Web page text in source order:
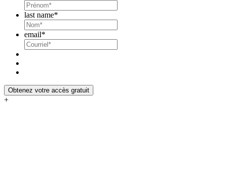
last name*
email*
Obtenez votre accès gratuit
+